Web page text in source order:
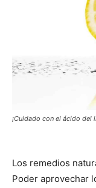
¡Cuidado con el ácido del
Los remedios
Poder aprovechar